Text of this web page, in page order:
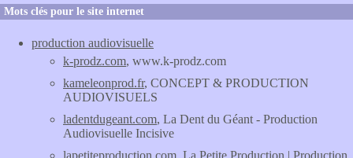
Mots clés pour le site internet
production audiovisuelle
k-prodz.com, www.k-prodz.com
kameleonprod.fr, CONCEPT & PRODUCTION
AUDIOVISUELS
ladentdugeant.com, La Dent du Géant - Production
Audiovisuelle Incisive
lapetiteproduction.com , La Petite Production | Production